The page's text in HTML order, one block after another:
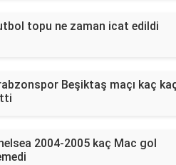
topu ne zaman icat edildi
Beşiktaş maçı kaç
2004-2005 kaç Mac gol